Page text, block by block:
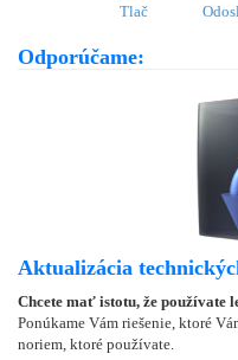
Tlač
Odporúčame:
Aktualizácia
Chcete mať istotu, že používate
Ponúkame Vám riešenie, ktoré
noriem, ktoré používate.